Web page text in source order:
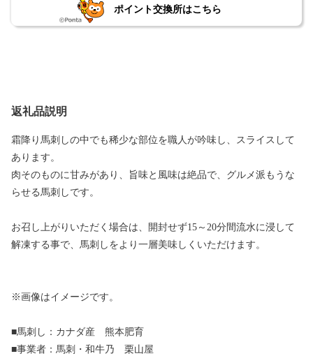
ポイント交換所はこちら
返礼品説明
霜降り馬刺しの中でも稀少な部位を職人が吟味し、スライスして
あります。
肉そのものに甘みがあり、旨味と風味は絶品で、グルメ派もうな
らせる馬刺しです。
お召し上がりいただく場合は、開封せず15～20分間流水に浸して
解凍する事で、馬刺しをより一層美味しくいただけます。
※画像はイメージです。
■馬刺し：カナダ産 熊本肥育
■事業者：馬刺・和牛乃 栗山屋